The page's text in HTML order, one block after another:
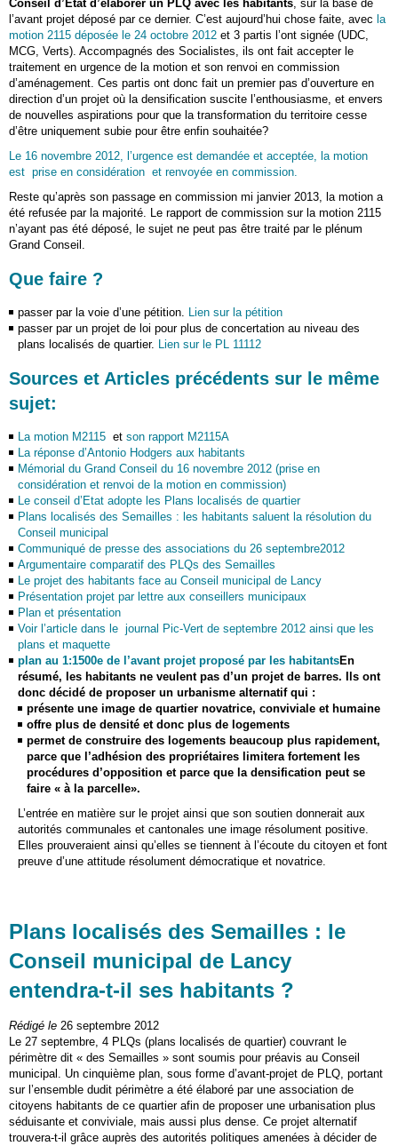
Conseil d’Etat d’élaborer un PLQ avec les habitants, sur la base de
l’avant projet déposé par ce dernier. C’est aujourd’hui chose faite, avec la
motion 2115 déposée le 24 octobre 2012 et 3 partis l’ont signée (UDC,
MCG, Verts). Accompagnés des Socialistes, ils ont fait accepter le
traitement en urgence de la motion et son renvoi en commission
d’aménagement. Ces partis ont donc fait un premier pas d’ouverture en
direction d’un projet où la densification suscite l’enthousiasme, et envers
de nouvelles aspirations pour que la transformation du territoire cesse
d’être uniquement subie pour être enfin souhaitée?
Le 16 novembre 2012, l’urgence est demandée et acceptée, la motion
est prise en considération et renvoyée en commission.
Reste qu’après son passage en commission mi janvier 2013, la motion a
été refusée par la majorité. Le rapport de commission sur la motion 2115
n’ayant pas été déposé, le sujet ne peut pas être traité par le plénum
Grand Conseil.
Que faire ?
passer par la voie d’une pétition. Lien sur la pétition
passer par un projet de loi pour plus de concertation au niveau des
plans localisés de quartier. Lien sur le PL 11112
Sources et Articles précédents sur le même
sujet:
La motion M2115 et son rapport M2115A
La réponse d’Antonio Hodgers aux habitants
Mémorial du Grand Conseil du 16 novembre 2012 (prise en
considération et renvoi de la motion en commission)
Le conseil d’Etat adopte les Plans localisés de quartier
Plans localisés des Semailles : les habitants saluent la résolution du
Conseil municipal
Communiqué de presse des associations du 26 septembre2012
Argumentaire comparatif des PLQs des Semailles
Le projet des habitants face au Conseil municipal de Lancy
Présentation projet par lettre aux conseillers municipaux
Plan et présentation
Voir l’article dans le journal Pic-Vert de septembre 2012 ainsi que les
plans et maquette
plan au 1:1500e de l’avant projet proposé par les habitantsEn
résumé, les habitants ne veulent pas d’un projet de barres. Ils ont
donc décidé de proposer un urbanisme alternatif qui :
présente une image de quartier novatrice, conviviale et humaine
offre plus de densité et donc plus de logements
permet de construire des logements beaucoup plus rapidement,
parce que l’adhésion des propriétaires limitera fortement les
procédures d’opposition et parce que la densification peut se
faire « à la parcelle».
L’entrée en matière sur le projet ainsi que son soutien donnerait aux
autorités communales et cantonales une image résolument positive.
Elles prouveraient ainsi qu’elles se tiennent à l’écoute du citoyen et font
preuve d’une attitude résolument démocratique et novatrice.
Plans localisés des Semailles : le
Conseil municipal de Lancy
entendra-t-il ses habitants ?
Rédigé le 26 septembre 2012
Le 27 septembre, 4 PLQs (plans localisés de quartier) couvrant le
périmètre dit « des Semailles » sont soumis pour préavis au Conseil
municipal. Un cinquième plan, sous forme d’avant-projet de PLQ, portant
sur l’ensemble dudit périmètre a été élaboré par une association de
citoyens habitants de ce quartier afin de proposer une urbanisation plus
séduisante et conviviale, mais aussi plus dense. Ce projet alternatif
trouvera-t-il grâce auprès des autorités politiques amenées à décider de